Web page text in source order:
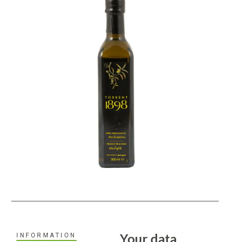
INFORMATION Your data